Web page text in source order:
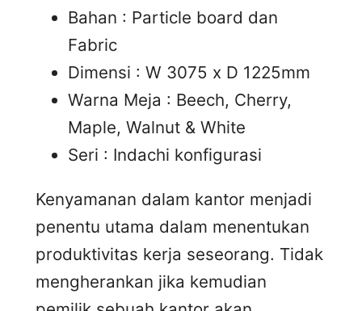
Bahan : Particle board dan
Fabric
Dimensi : W 3075 x D 1225mm
Warna Meja : Beech, Cherry,
Maple, Walnut & White
Seri : Indachi konfigurasi
Kenyamanan dalam kantor menjadi
penentu utama dalam menentukan
produktivitas kerja seseorang. Tidak
mengherankan jika kemudian